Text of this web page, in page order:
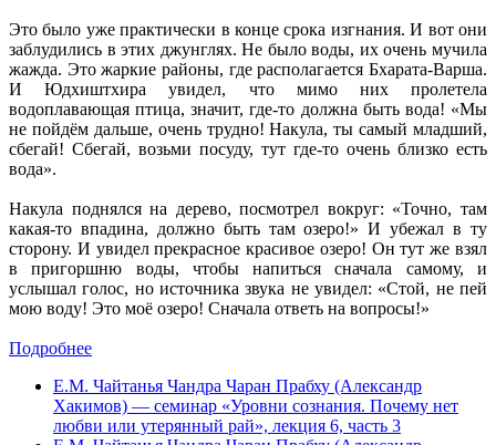
Это было уже практически в конце срока изгнания. И вот они
заблудились в этих джунглях. Не было воды, их очень мучила
жажда. Это жаркие районы, где располагается Бхарата-Варша.
И Юдхиштхира увидел, что мимо них пролетела
водоплавающая птица, значит, где-то должна быть вода! «Мы
не пойдём дальше, очень трудно! Накула, ты самый младший,
сбегай! Сбегай, возьми посуду, тут где-то очень близко есть
вода».
Накула поднялся на дерево, посмотрел вокруг: «Точно, там
какая-то впадина, должно быть там озеро!» И убежал в ту
сторону. И увидел прекрасное красивое озеро! Он тут же взял
в пригоршню воды, чтобы напиться сначала самому, и
услышал голос, но источника звука не увидел: «Стой, не пей
мою воду! Это моё озеро! Сначала ответь на вопросы!»
Подробнее
Е.М. Чайтанья Чандра Чаран Прабху (Александр
Хакимов) — семинар «Уровни сознания. Почему нет
любви или утерянный рай», лекция 6, часть 3